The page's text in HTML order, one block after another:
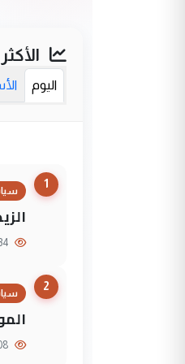
اليوم
1
2
الموارد